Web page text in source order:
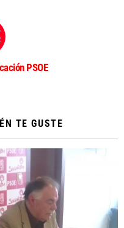
PSOE
TE GUSTE